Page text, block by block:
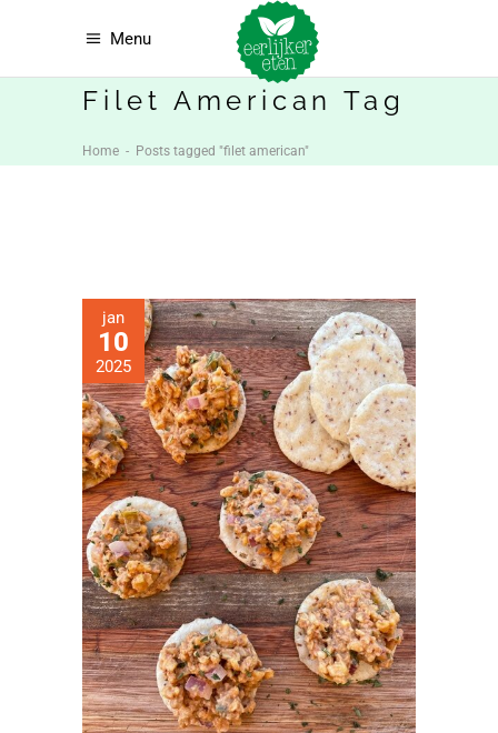
Menu
Filet American Tag
Home - Posts tagged "filet american"
jan
10
2025